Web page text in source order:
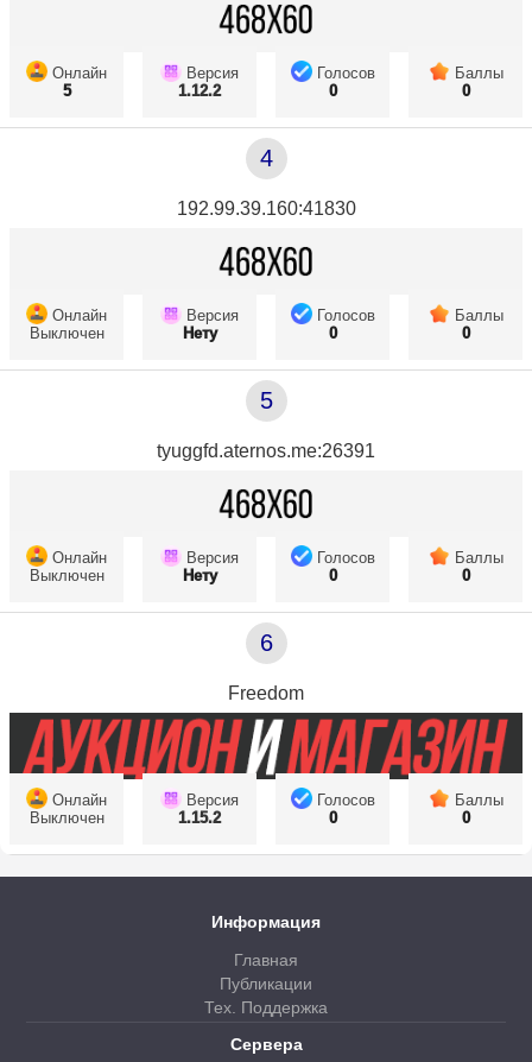
Онлайн
5
Версия
1.12.2
Голосов
0
Баллы
0
4
192.99.39.160:41830
Онлайн
Выключен
Версия
Нету
Голосов
0
Баллы
0
5
tyuggfd.aternos.me:26391
Онлайн
Выключен
Версия
Нету
Голосов
0
Баллы
0
6
Freedom
Онлайн
Выключен
Версия
1.15.2
Голосов
0
Баллы
0
Информация
Главная
Публикации
Тех. Поддержка
Сервера